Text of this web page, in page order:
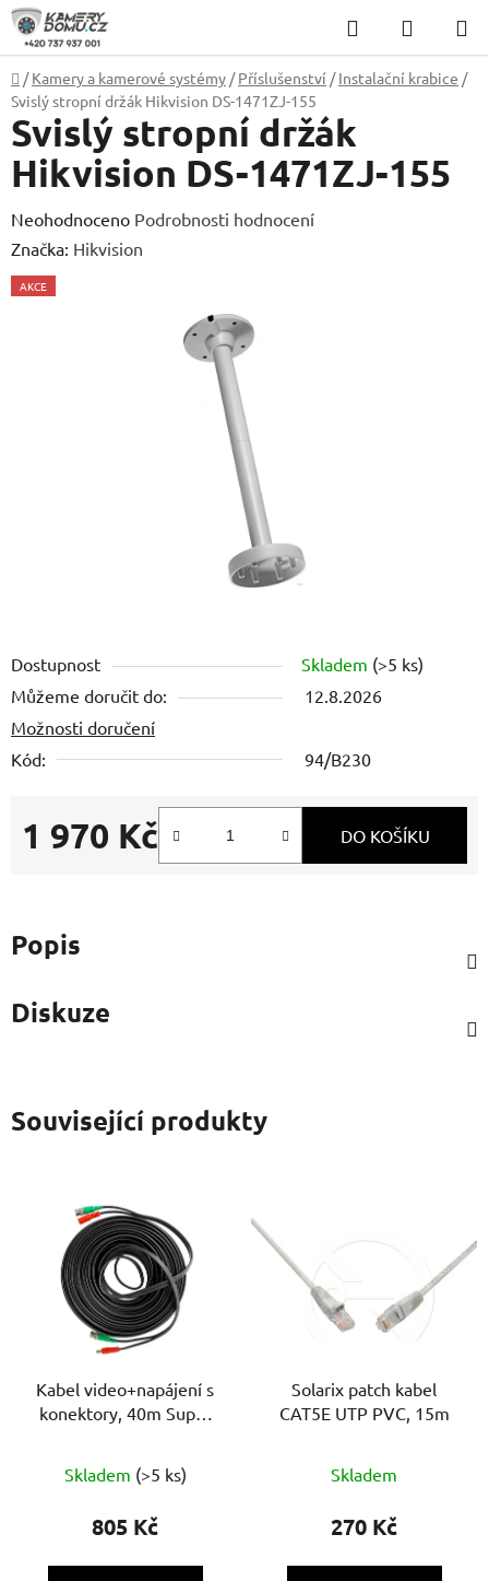
Přejít
obsah
Hledat
KOŠÍK
Domů
/ Kamery a kamerové systémy / Příslušenství / Instalační krabice /
Svislý stropní držák Hikvision DS-1471ZJ-155
Dostupnost Skladem (>5 ks)
Můžeme doručit do:
12.8.2026
Možnosti doručení
Kód:
94/B230
1 970 Kč DO KOŠÍKU
Svislý stropní držák
Hikvision DS-1471ZJ-155
Průměrné
hodnocení
produktu
Neohodnoceno Podrobnosti hodnocení
Značka: Hikvision
AKCE
Popis
Diskuze
Související produkty
Kabel video+napájení s
konektory, 40m Super
Skladem (>5 ks)
805 Kč
Solarix patch kabel
CAT5E UTP PVC, 15m
Skladem
270 Kč